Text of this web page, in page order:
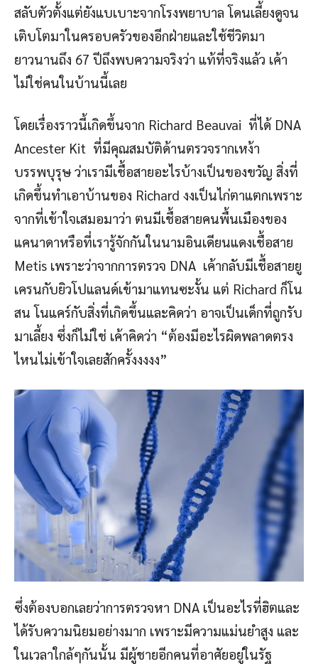
สลับตัวตั้งแต่ยังแบเบาะจากโรงพยาบาล โดนเลี้ยงดูจน
เติบโตมาในครอบครัวของอีกฝ่ายและใช้ชีวิตมา
ยาวนานถึง 67 ปีถึงพบความจริงว่า แท้ที่จริงแล้ว เค้า
ไม่ใช่คนในบ้านนี้เลย
โดยเรื่องราวนี้เกิดขึ้นจาก Richard Beauvai ที่ได้ DNA
Ancester Kit ที่มีคุณสมบัติด้านตรวจรากเหง้า
บรรพบุรุษ ว่าเรามีเชื้อสายอะไรบ้างเป็นของขวัญ สิ่งที่
เกิดขึ้นทำเอาบ้านของ Richard งงเป็นไก่ตาแตกเพราะ
จากที่เข้าใจเสมอมาว่า ตนมีเชื้อสายคนพื้นเมืองของ
แคนาดาหรือที่เรารู้จักกันในนามอินเดียนแดงเชื้อสาย
Metis เพราะว่าจากการตรวจ DNA เค้ากลับมีเชื้อสายยู
เครนกับยิวโปแลนด์เข้ามาแทนซะงั้น แต่ Richard ก็โน
สน โนแคร์กับสิ่งที่เกิดขึ้นและคิดว่า อาจเป็นเด็กที่ถูกรับ
มาเลี้ยง ซึ่งก็ไม่ใช่ เค้าคิดว่า “ต้องมีอะไรผิดพลาดตรง
ไหนไม่เข้าใจเลยสักครั้งงงงง”
ซึ่งต้องบอกเลยว่าการตรวจหา DNA เป็นอะไรที่ฮิตและ
ได้รับความนิยมอย่างมาก เพราะมีความแม่นยำสูง และ
ในเวลาใกล้ๆกันนั้น มีผู้ชายอีกคนที่อาศัยอยู่ในรัฐ